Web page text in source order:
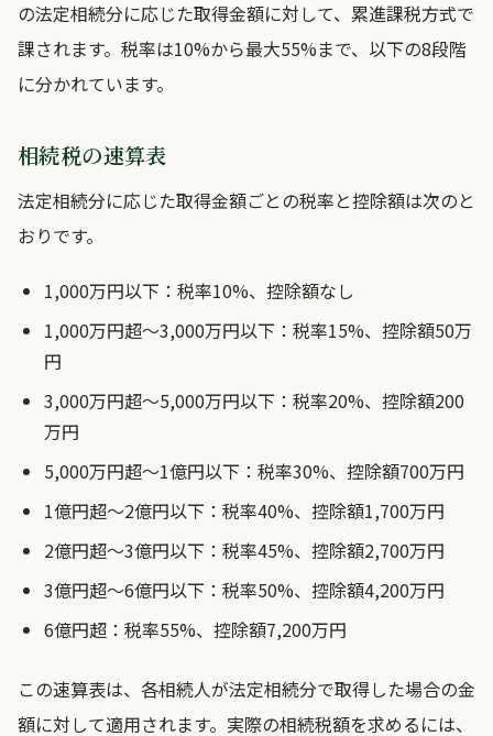
の法定相続分に応じた取得金額に対して、累進課税方式で
課されます。税率は10%から最大55%まで、以下の8段階
に分かれています。
相続税の速算表
法定相続分に応じた取得金額ごとの税率と控除額は次のと
おりです。
1,000万円以下：税率10%、控除額なし
1,000万円超〜3,000万円以下：税率15%、控除額50万
円
3,000万円超〜5,000万円以下：税率20%、控除額200
万円
5,000万円超〜1億円以下：税率30%、控除額700万円
1億円超〜2億円以下：税率40%、控除額1,700万円
2億円超〜3億円以下：税率45%、控除額2,700万円
3億円超〜6億円以下：税率50%、控除額4,200万円
6億円超：税率55%、控除額7,200万円
この速算表は、各相続人が法定相続分で取得した場合の金
額に対して適用されます。実際の相続税額を求めるには、